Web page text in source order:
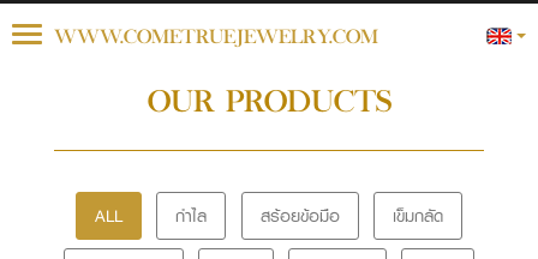
ToggleWWW.COMETRUEJEWELRY.COM
OUR PRODUCTS
ALL กำไล สร้อยข้อมือ เข็มกลัด